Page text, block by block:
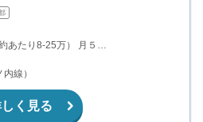
フルコミッション制（１成約あたり8-25万） 月５０万以上稼ぐインターン生も多数います！ ■収入例 ○入社１ヶ月目（明治大学2年生） 役職：アポインター 月間１契約×８万円＝８万円 ＋交通費 ○入社３ヶ月目（東京大学２年生） 役職：アポインター（ランク：ブロンズ） 月間３契約×10万円＝30万円 ＋交通費 ○入社６ヶ月目（早稲田大学３年生） 役職：アポインター（ランク：シルバー） 月間５契約×12万円＝60万円 ＋交通費 ○入社15ヶ月目（慶應大学３年生） 役職：クローザー 月間３契約×25万＝75万円 ＋交通費
線）
く見る